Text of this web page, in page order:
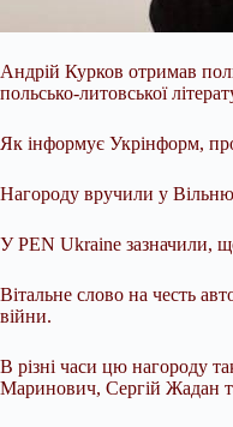
Андрій Курков отримав
польсько-литовської
Як інформує Укрінформ,
Нагороду вручили у
У PEN Ukraine зазначили,
Вітальне слово на честь
війни.
В різні часи цю нагороду
Маринович, Сергій Жадан